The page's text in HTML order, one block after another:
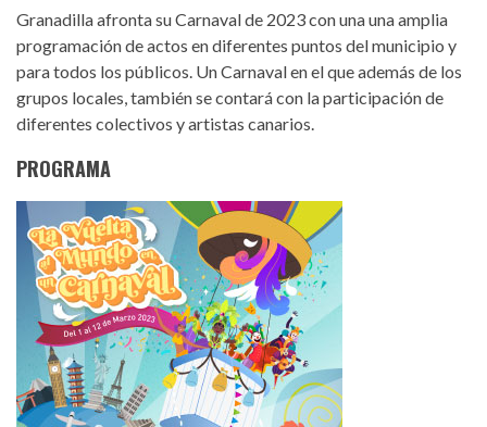
Granadilla afronta su Carnaval de 2023 con una una amplia
programación de actos en diferentes puntos del municipio y
para todos los públicos. Un Carnaval en el que además de los
grupos locales, también se contará con la participación de
diferentes colectivos y artistas canarios.
PROGRAMA
carnaval_granadilla_23.jpg